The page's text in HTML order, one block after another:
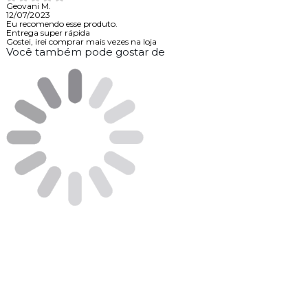
Geovani M.
12/07/2023
Eu recomendo esse produto.
Entrega super rápida
Gostei, irei comprar mais vezes na loja
Você também pode gostar de